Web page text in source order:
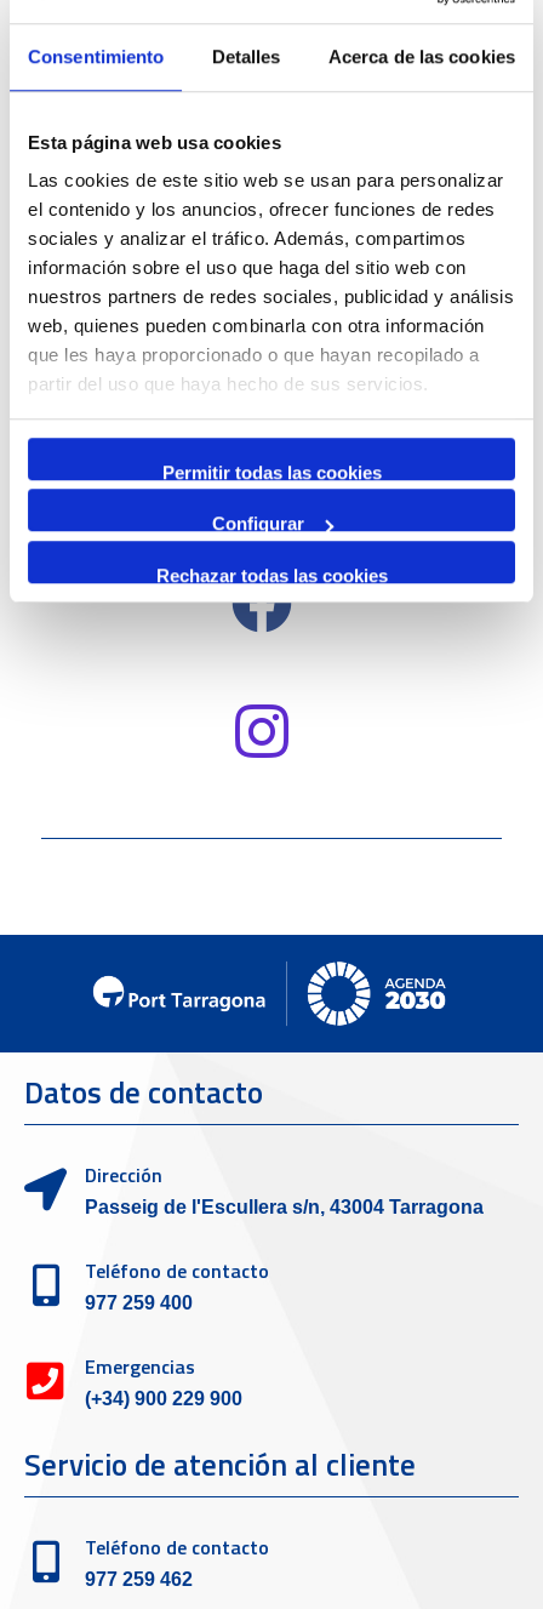
Consentimiento Detalles Acerca de las cookies
Esta página web usa cookies
Las cookies de este sitio web se usan para personalizar
el contenido y los anuncios, ofrecer funciones de redes
sociales y analizar el tráfico. Además, compartimos
información sobre el uso que haga del sitio web con
nuestros partners de redes sociales, publicidad y análisis
web, quienes pueden combinarla con otra información
que les haya proporcionado o que hayan recopilado a
partir del uso que haya hecho de sus servicios.
Permitir todas las cookies
Configurar
Rechazar todas las cookies
Museu del Port
25 Junio 2026
Exposició | Manipulació latent
7 Julio 2026
Inscripcions a PortAutors/es 2026
El Teatret
Canales sociales de 'Moll de Costa'
Datos de contacto
Dirección
Passeig de l'Escullera s/n, 43004 Tarragona
Teléfono de contacto
977 259 400
Emergencias
(+34) 900 229 900
Servicio de atención al cliente
Teléfono de contacto
977 259 462